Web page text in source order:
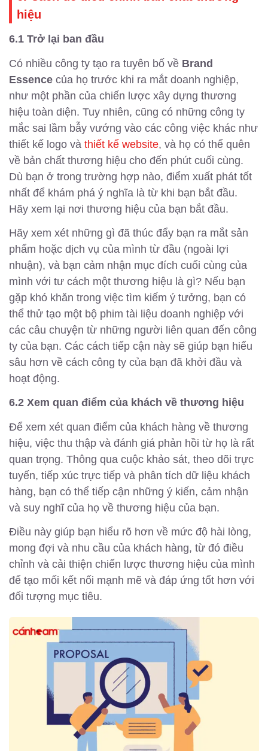
hiệu
6.1 Trở lại ban đầu
Có nhiều công ty tạo ra tuyên bố về Brand
Essence của họ trước khi ra mắt doanh nghiệp,
như một phần của chiến lược xây dựng thương
hiệu toàn diện. Tuy nhiên, cũng có những công ty
mắc sai lầm bẫy vướng vào các công việc khác như
thiết kế logo và thiết kế website, và họ có thể quên
về bản chất thương hiệu cho đến phút cuối cùng.
Dù bạn ở trong trường hợp nào, điểm xuất phát tốt
nhất để khám phá ý nghĩa là từ khi bạn bắt đầu.
Hãy xem lại nơi thương hiệu của bạn bắt đầu.
Hãy xem xét những gì đã thúc đẩy bạn ra mắt sản
phẩm hoặc dịch vụ của mình từ đầu (ngoài lợi
nhuận), và bạn cảm nhận mục đích cuối cùng của
mình với tư cách một thương hiệu là gì? Nếu bạn
gặp khó khăn trong việc tìm kiếm ý tưởng, bạn có
thể thử tạo một bộ phim tài liệu doanh nghiệp với
các câu chuyện từ những người liên quan đến công
ty của bạn. Các cách tiếp cận này sẽ giúp bạn hiểu
sâu hơn về cách công ty của bạn đã khởi đầu và
hoạt động.
6.2 Xem quan điểm của khách về thương hiệu
Để xem xét quan điểm của khách hàng về thương
hiệu, việc thu thập và đánh giá phản hồi từ họ là rất
quan trọng. Thông qua cuộc khảo sát, theo dõi trực
tuyến, tiếp xúc trực tiếp và phân tích dữ liệu khách
hàng, bạn có thể tiếp cận những ý kiến, cảm nhận
và suy nghĩ của họ về thương hiệu của bạn.
Điều này giúp bạn hiểu rõ hơn về mức độ hài lòng,
mong đợi và nhu cầu của khách hàng, từ đó điều
chỉnh và cải thiện chiến lược thương hiệu của mình
để tạo mối kết nối mạnh mẽ và đáp ứng tốt hơn với
đối tượng mục tiêu.